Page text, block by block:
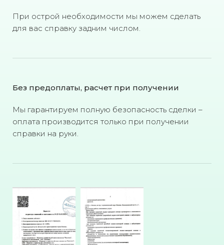
При острой необходимости мы можем сделать
для вас справку задним числом.
Без предоплаты, расчет при получении
Мы гарантируем полную безопасность сделки –
оплата производится только при получении
справки на руки.